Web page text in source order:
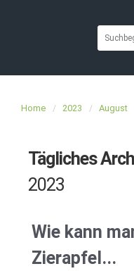
Home 2023 August
Tägliches
2023
Wie kann
Zierapfel...